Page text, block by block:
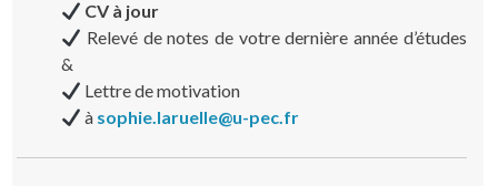
CV à jour
Relevé de notes de votre dernière année d’études
&
Lettre de motivation
à sophie.laruelle@u-pec.fr